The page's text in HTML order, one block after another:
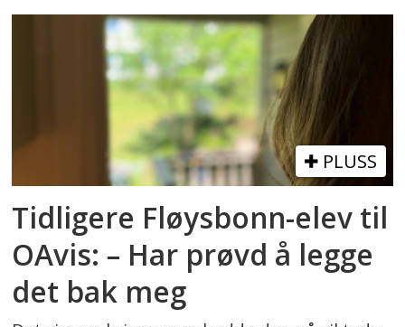
PLUSS
Tidligere Fløysbonn-elev til
OAvis: – Har prøvd å legge
det bak meg